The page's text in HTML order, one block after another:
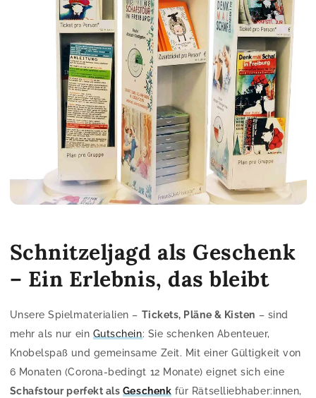
Schnitzeljagd als Geschenk
– Ein Erlebnis, das bleibt
Unsere Spielmaterialien – Tickets, Pläne & Kisten – sind
mehr als nur ein Gutschein: Sie schenken Abenteuer,
Knobelspaß und gemeinsame Zeit. Mit einer Gültigkeit von
6 Monaten (Corona-bedingt 12 Monate) eignet sich eine
Schafstour perfekt als Geschenk für Rätselliebhaber:innen,